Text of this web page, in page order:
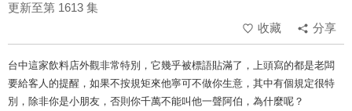
更新至第 1613 集
收藏
分享
台中這家飲料店外觀非常特別，它幾乎被標語貼滿了，上頭寫的都是老闆
要給客人的提醒，如果不按規矩來他寧可不做你生意，其中有個規定很特
別，除非你是小朋友，否則你千萬不能叫他一聲阿伯，為什麼呢？